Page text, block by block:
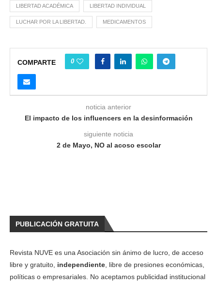
LIBERTAD ACADÉMICA LIBERTAD INDIVIDUAL
LUCHAR POR LA LIBERTAD. MEDICAMENTOS
COMPARTE 0
noticia anterior
El impacto de los influencers en la desinformación
siguiente noticia
2 de Mayo, NO al acoso escolar
PUBLICACIÓN GRATUITA
Revista NUVE es una Asociación sin ánimo de lucro, de acceso
libre y gratuito, independiente , libre de presiones económicas,
políticas o empresariales. No aceptamos publicidad institucional